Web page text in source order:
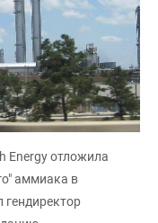
Energy отложила
аммиака в
гендиректор